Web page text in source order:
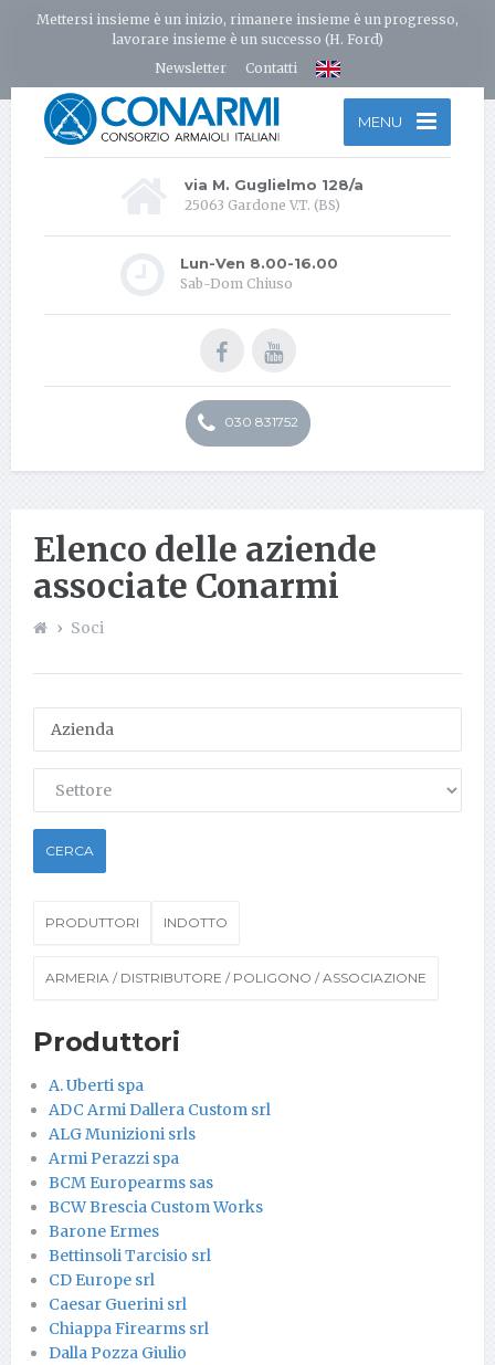
Mettersi insieme è un inizio, rimanere insieme è un progresso,
lavorare insieme è un successo (H. Ford)
Newsletter
Contatti
MENU
via M. Guglielmo 128/a
25063 Gardone V.T. (BS)
Lun-Ven 8.00-16.00
Sab-Dom Chiuso
030 831752
Elenco delle aziende
associate Conarmi
Soci
PRODUTTORI INDOTTO
ARMERIA / DISTRIBUTORE / POLIGONO / ASSOCIAZIONE
Produttori
A. Uberti spa
ADC Armi Dallera Custom srl
ALG Munizioni srls
Armi Perazzi spa
BCM Europearms sas
BCW Brescia Custom Works
Barone Ermes
Bettinsoli Tarcisio srl
CD Europe srl
Caesar Guerini srl
Chiappa Firearms srl
Dalla Pozza Giulio